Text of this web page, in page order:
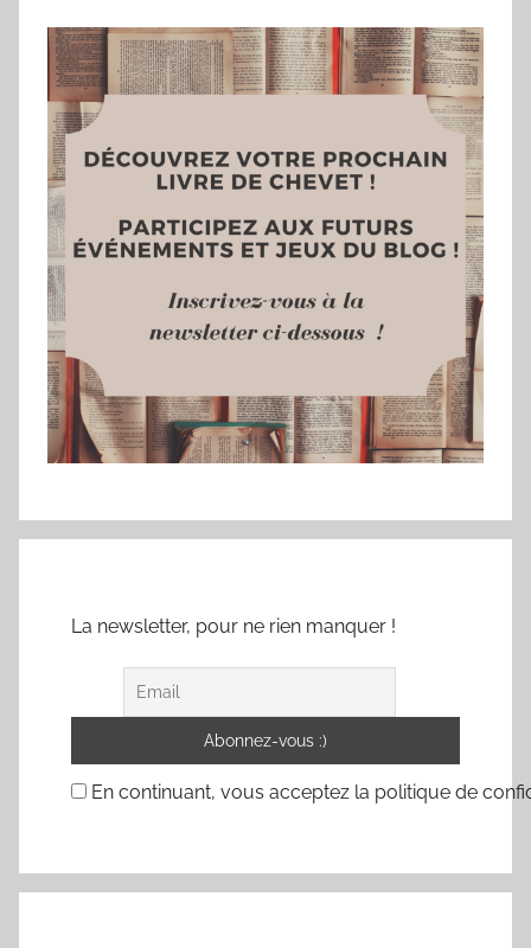
La newsletter, pour ne rien manquer !
En continuant, vous acceptez la politique de